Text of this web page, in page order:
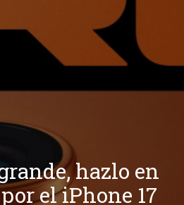
hazlo en
el iPhone 17